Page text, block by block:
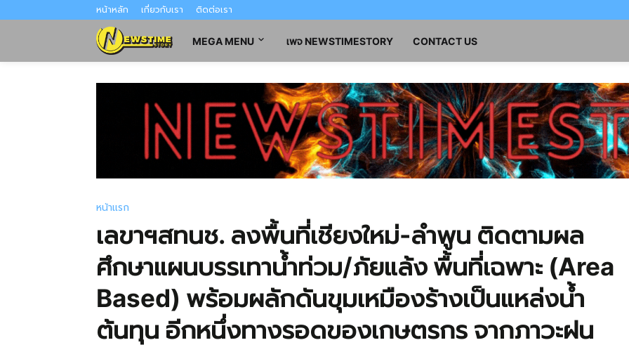
หน้าหลัก เกี่ยวกับเรา ติดต่อเรา
MEGA MENU เพจ NEWSTIMESTORY CONTACT US
หน้าแรก
เลขาฯสทนช. ลงพื้นที่เชียงใหม่-ลำพูน ติดตามผล
ศึกษาแผนบรรเทาน้ำท่วม/ภัยแล้ง พื้นที่เฉพาะ (Area
Based) พร้อมผลักดันขุมเหมืองร้างเป็นแหล่งน้ำ
ต้นทุน อีกหนึ่งทางรอดของเกษตรกร จากภาวะฝน